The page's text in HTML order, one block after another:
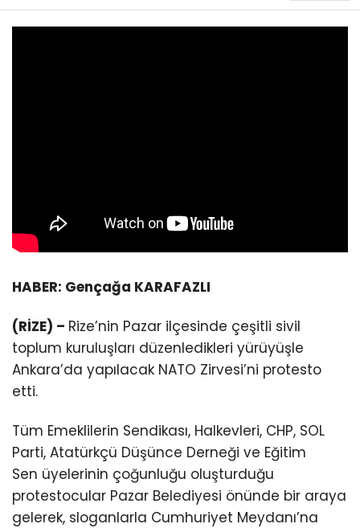
HABER: Gençağa KARAFAZLI
(RİZE) – Rize’nin Pazar ilçesinde çeşitli sivil
toplum kuruluşları düzenledikleri yürüyüşle
Ankara’da yapılacak NATO Zirvesi’ni protesto
etti.
Tüm Emeklilerin Sendikası, Halkevleri, CHP, SOL
Parti, Atatürkçü Düşünce Derneği ve Eğitim
Sen üyelerinin çoğunluğu oluşturduğu
protestocular Pazar Belediyesi önünde bir araya
gelerek, sloganlarla Cumhuriyet Meydanı’na